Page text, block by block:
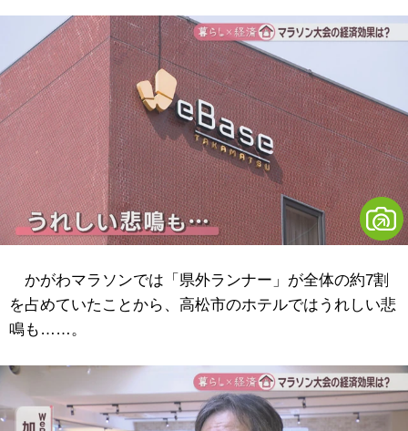
かがわマラソンでは「県外ランナー」が全体の約7割
を占めていたことから、高松市のホテルではうれしい悲
鳴も……。